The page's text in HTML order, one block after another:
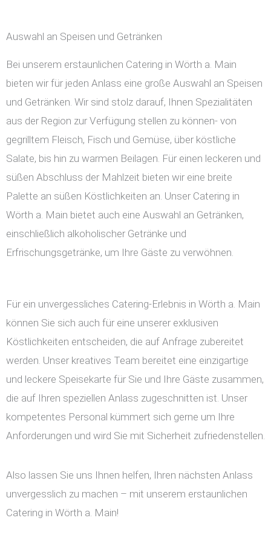
Auswahl an Speisen und Getränken
Bei unserem erstaunlichen Catering in Wörth a. Main
bieten wir für jeden Anlass eine große Auswahl an Speisen
und Getränken. Wir sind stolz darauf, Ihnen Spezialitäten
aus der Region zur Verfügung stellen zu können- von
gegrilltem Fleisch, Fisch und Gemüse, über köstliche
Salate, bis hin zu warmen Beilagen. Für einen leckeren und
süßen Abschluss der Mahlzeit bieten wir eine breite
Palette an süßen Köstlichkeiten an. Unser Catering in
Wörth a. Main bietet auch eine Auswahl an Getränken,
einschließlich alkoholischer Getränke und
Erfrischungsgetränke, um Ihre Gäste zu verwöhnen.
Für ein unvergessliches Catering-Erlebnis in Wörth a. Main
können Sie sich auch für eine unserer exklusiven
Köstlichkeiten entscheiden, die auf Anfrage zubereitet
werden. Unser kreatives Team bereitet eine einzigartige
und leckere Speisekarte für Sie und Ihre Gäste zusammen,
die auf Ihren speziellen Anlass zugeschnitten ist. Unser
kompetentes Personal kümmert sich gerne um Ihre
Anforderungen und wird Sie mit Sicherheit zufriedenstellen.
Also lassen Sie uns Ihnen helfen, Ihren nächsten Anlass
unvergesslich zu machen – mit unserem erstaunlichen
Catering in Wörth a. Main!